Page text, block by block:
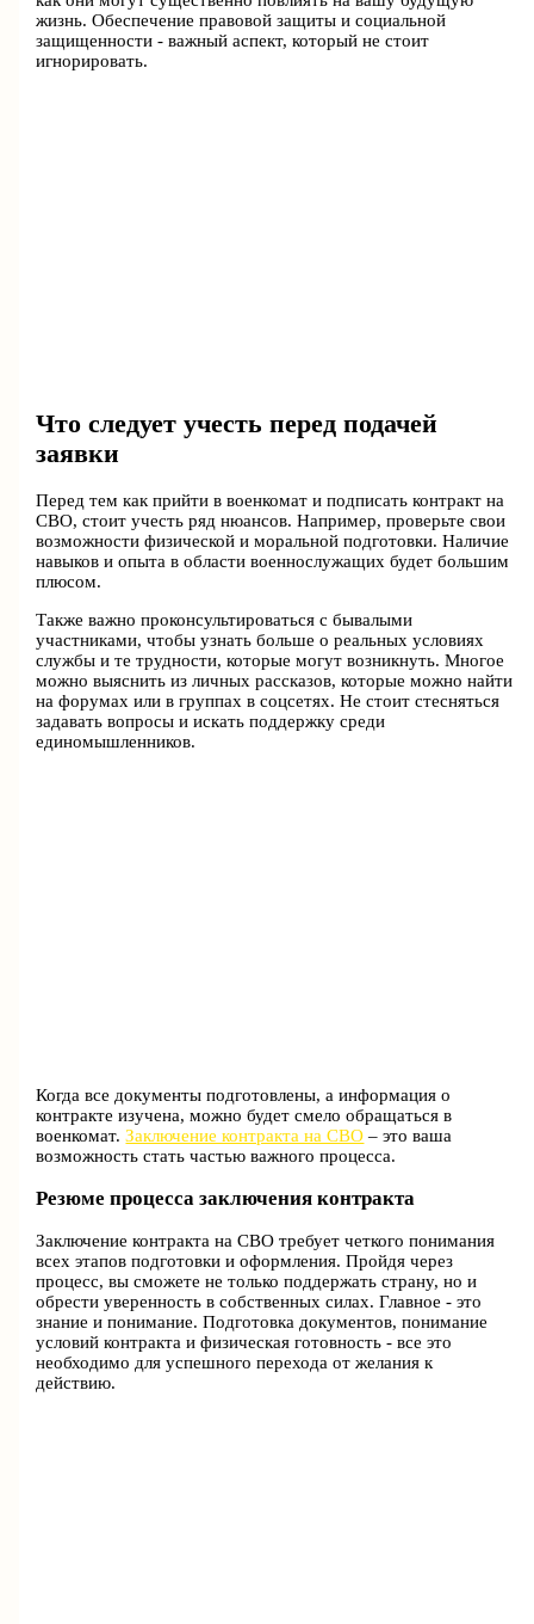
жизнь. Обеспечение правовой защиты и социальной
защищенности - важный аспект, который не стоит
игнорировать.
Что следует учесть перед подачей
заявки
Перед тем как прийти в военкомат и подписать контракт на
СВО, стоит учесть ряд нюансов. Например, проверьте свои
возможности физической и моральной подготовки. Наличие
навыков и опыта в области военнослужащих будет большим
плюсом.
Также важно проконсультироваться с бывалыми
участниками, чтобы узнать больше о реальных условиях
службы и те трудности, которые могут возникнуть. Многое
можно выяснить из личных рассказов, которые можно найти
на форумах или в группах в соцсетях. Не стоит стесняться
задавать вопросы и искать поддержку среди
единомышленников.
Когда все документы подготовлены, а информация о
контракте изучена, можно будет смело обращаться в
военкомат.Заключение контракта на СВО – это ваша
возможность стать частью важного процесса.
Резюме процесса заключения контракта
Заключение контракта на СВО требует четкого понимания
всех этапов подготовки и оформления. Пройдя через
процесс, вы сможете не только поддержать страну, но и
обрести уверенность в собственных силах. Главное - это
знание и понимание. Подготовка документов, понимание
условий контракта и физическая готовность - все это
необходимо для успешного перехода от желания к
действию.